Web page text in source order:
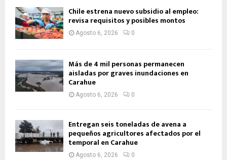
Chile estrena nuevo subsidio al empleo:
revisa requisitos y posibles montos
Agosto 6, 2026 0
Más de 4 mil personas permanecen
aisladas por graves inundaciones en
Carahue
Agosto 6, 2026 0
Entregan seis toneladas de avena a
pequeños agricultores afectados por el
temporal en Carahue
Agosto 6, 2026 0